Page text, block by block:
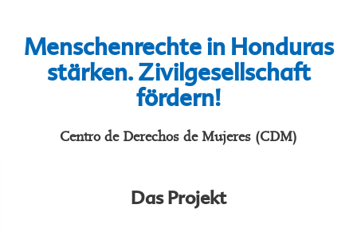
Menschenrechte in Honduras
stärken. Zivilgesellschaft
fördern!
Centro de Derechos de Mujeres (CDM)
Das Projekt